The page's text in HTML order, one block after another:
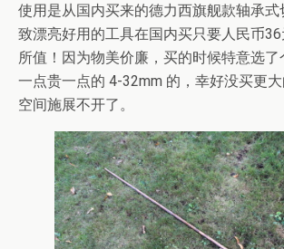
使用是从国内买来的德力西旗舰款轴承
致漂亮好用的工具在国内买只要人民币
所值！因为物美价廉，买的时候特意选了
一点贵一点的 4-32mm 的，幸好没买更
空间施展不开了。